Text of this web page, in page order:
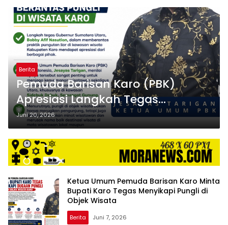
Berita
Pemuda Barisan Karo (PBK)
Apresiasi Langkah Tegas
Pemprov Sumut Berantas Pungli
di Wisata Karo
Juni 20, 2026
Ketua Umum Pemuda Barisan Karo Minta
Bupati Karo Tegas Menyikapi Pungli di
Objek Wisata
Berita Juni 7, 2026